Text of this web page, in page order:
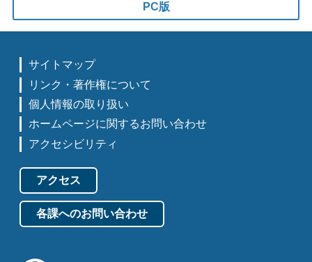
PC版
サイトマップ
リンク・著作権について
個人情報の取り扱い
ホームページに関するお問い合わせ
アクセシビリティ
アクセス
各課へのお問い合わせ